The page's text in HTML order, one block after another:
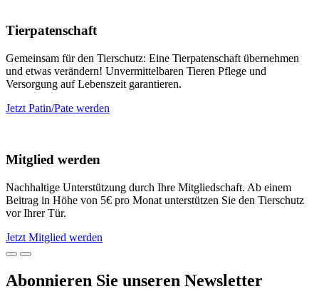
Tierpatenschaft
Gemeinsam für den Tierschutz: Eine Tierpatenschaft übernehmen
und etwas verändern! Unvermittelbaren Tieren Pflege und
Versorgung auf Lebenszeit garantieren.
Jetzt Patin/Pate werden
Mitglied werden
Nachhaltige Unterstützung durch Ihre Mitgliedschaft. Ab einem
Beitrag in Höhe von 5€ pro Monat unterstützen Sie den Tierschutz
vor Ihrer Tür.
Jetzt Mitglied werden
Abonnieren Sie unseren Newsletter